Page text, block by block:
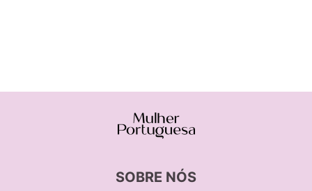
SOBRE NÓS